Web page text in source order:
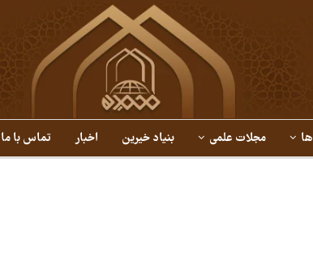
مجلات علمی بنیاد خیرین اخبار تماس با ما